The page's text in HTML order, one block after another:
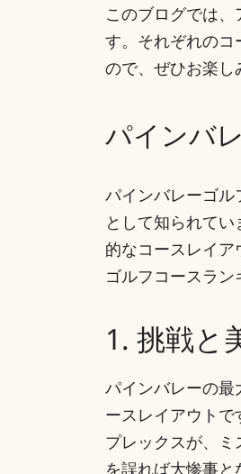
このブログでは、
す。それぞれのコ
ので、ぜひお楽し
パインバ
パインバレーゴル
として知られて
的なコースレイ
ゴルフコースラ
1. 挑戦と
パインバレーの最
ースレイアウト
プレックスが、